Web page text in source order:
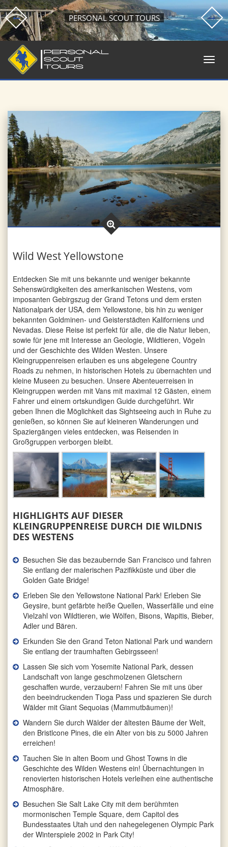
PERSONAL SCOUT TOURS
Wild West Yellowstone
Entdecken Sie mit uns bekannte und weniger bekannte
Sehens­würdig­keiten des amerikanischen Westens, vom
imposanten Gebirgszug der Grand Tetons und dem ersten
Nationalpark der USA, dem Yellowstone, bis hin zu weniger
bekannten Goldminen- und Geisterstädten Kaliforniens und
Nevadas. Diese Reise ist perfekt für alle, die die Natur lieben,
sowie für jene mit Interesse an Geologie, Wildtieren, Vögeln
und der Geschichte des Wilden Westen. Unsere
Kleingruppenreisen erlauben es uns abgelegene Country
Roads zu nehmen, in historischen Hotels zu übernachten und
kleine Museen zu besuchen. Unsere Abenteuerreisen in
Kleingruppen werden mit Vans mit maximal 12 Gästen, einem
Fahrer und einem ortskundigen Guide durchgeführt. Wir
geben Ihnen die Möglichkeit das Sightseeing auch in Ruhe zu
genießen, so können Sie auf kleineren Wanderungen und
Spaziergängen vieles entdecken, was Reisenden in
Großgruppen verborgen bleibt.
HIGHLIGHTS AUF DIESER
KLEINGRUPPENREISE DURCH DIE WILDNIS
DES WESTENS
Besuchen Sie das bezaubernde San Francisco und fahren
Sie entlang der malerischen Pazifikküste und über die
Golden Gate Bridge!
Erleben Sie den Yellowstone National Park! Erleben Sie
Geysire, bunt gefärbte heiße Quellen, Wasserfälle und eine
Vielzahl von Wildtieren, wie Wölfen, Bisons, Wapitis, Bieber,
Adler und Bären.
Erkunden Sie den Grand Teton National Park und wandern
Sie entlang der traumhaften Gebirgsseen!
Lassen Sie sich vom Yosemite National Park, dessen
Landschaft von lange geschmolzenen Gletschern
geschaffen wurde, verzaubern! Fahren Sie mit uns über
den beeindruckenden Tioga Pass und spazieren Sie durch
Wälder mit Giant Sequoias (Mammutbäumen)!
Wandern Sie durch Wälder der ältesten Bäume der Welt,
den Bristlcone Pines, die ein Alter von bis zu 5000 Jahren
erreichen!
Tauchen Sie in alten Boom und Ghost Towns in die
Geschichte des Wilden Westens ein! Übernachtungen in
renovierten historischen Hotels verleihen eine authentische
Atmosphäre.
Besuchen Sie Salt Lake City mit dem berühmten
mormonischen Temple Square, dem Capitol des
Bundesstaates Utah und den nahegelegenen Olympic Park
der Winterspiele 2002 in Park City!